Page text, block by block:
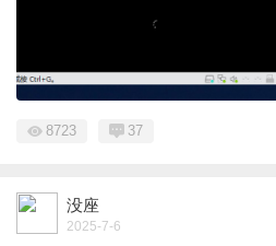
8723 37
没座
2025-7-6